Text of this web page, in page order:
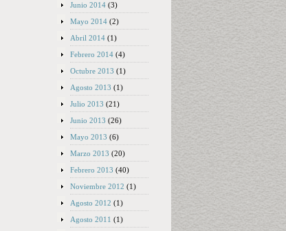
Junio 2014 (3)
Mayo 2014 (2)
Abril 2014 (1)
Febrero 2014 (4)
Octubre 2013 (1)
Agosto 2013 (1)
Julio 2013 (21)
Junio 2013 (26)
Mayo 2013 (6)
Marzo 2013 (20)
Febrero 2013 (40)
Noviembre 2012 (1)
Agosto 2012 (1)
Agosto 2011 (1)